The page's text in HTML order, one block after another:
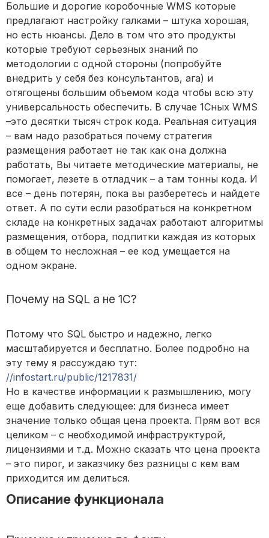
Большие и дорогие коробочные WMS которые
предлагают настройку галками – штука хорошая,
но есть нюансы. Дело в том что это продукты
которые требуют серьезных знаний по
методологии с одной стороны (попробуйте
внедрить у себя без консультантов, ага) и
отягощены большим объемом кода чтобы всю эту
универсальность обеспечить. В случае 1Сных WMS
–это десятки тысяч строк кода. Реальная ситуация
– вам надо разобраться почему стратегия
размещения работает не так как она должна
работать, Вы читаете методические материалы, не
помогает, лезете в отладчик – а там тонны кода. И
все – день потерян, пока вы разберетесь и найдете
ответ. А по сути если разобраться на конкретном
складе на конкретных задачах работают алгоритмы
размещения, отбора, подпитки каждая из которых
в общем то несложная – ее код умещается на
одном экране.
Почему на SQL а не 1С?
Потому что SQL быстро и надежно, легко
масштабируется и бесплатно. Более подробно на
эту тему я рассуждаю тут:
//infostart.ru/public/1217831/
Но в качестве информации к размышлению, могу
еще добавить следующее: для бизнеса имеет
значение только общая цена проекта. Прям вот вся
целиком – с необходимой инфраструктурой,
лицензиями и т.д. Можно сказать что цена проекта
– это пирог, и заказчику без разницы с кем вам
приходится им делиться.
Описание функционала